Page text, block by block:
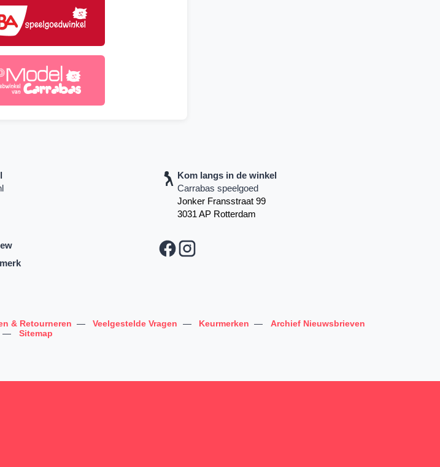
Kom langs in de winkel
Carrabas speelgoed
Jonker Fransstraat 99
3031 AP Rotterdam
& Retourneren — Veelgestelde Vragen — Keurmerken —
Archief Nieuwsbrieven
—
Sitemap